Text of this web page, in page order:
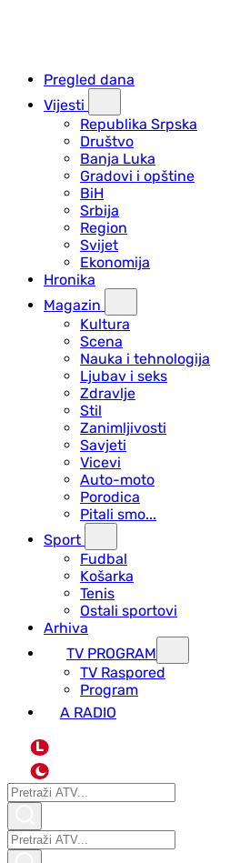
Pregled dana
Vijesti
Republika Srpska
Društvo
Banja Luka
Gradovi i opštine
BiH
Srbija
Region
Svijet
Ekonomija
Hronika
Magazin
Kultura
Scena
Nauka i tehnologija
Ljubav i seks
Zdravlje
Stil
Zanimljivosti
Savjeti
Vicevi
Auto-moto
Porodica
Pitali smo...
Sport
Fudbal
Košarka
Tenis
Ostali sportovi
Arhiva
TV PROGRAM
ТV Raspored
Program
A RADIO
L